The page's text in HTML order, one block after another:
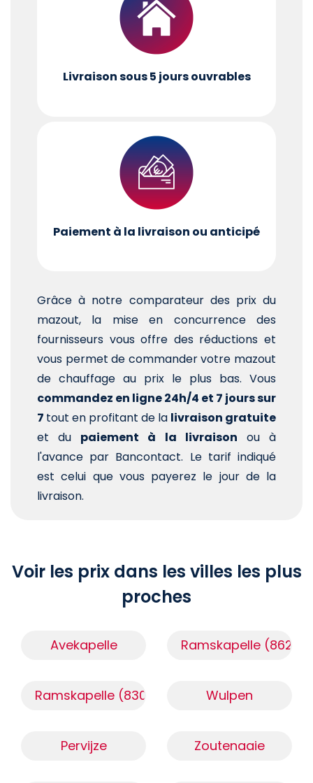
Livraison sous 5 jours ouvrables
Paiement à la livraison ou anticipé
Grâce à notre comparateur des prix du
mazout, la mise en concurrence des
fournisseurs vous offre des réductions et
vous permet de commander votre mazout
de chauffage au prix le plus bas. Vous
commandez en ligne 24h/4 et 7 jours sur
7 tout en profitant de la livraison gratuite
et du paiement à la livraison ou à
l'avance par Bancontact. Le tarif indiqué
est celui que vous payerez le jour de la
livraison.
Voir les prix dans les villes les plus
proches
Avekapelle Ramskapelle (8620)
Ramskapelle (8301) Wulpen
Pervijze Zoutenaaie